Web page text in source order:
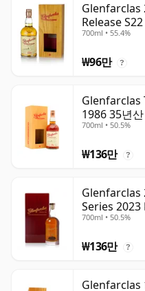
Glenfarclas
Release S22
700ml • 55.4%
₩96만 ?
Glenfarclas
1986 35년산
700ml • 50.5%
₩136만 ?
Glenfarclas
Series
Pipe #1355
700ml • 50.5%
₩136만 ?
Glenfarclas